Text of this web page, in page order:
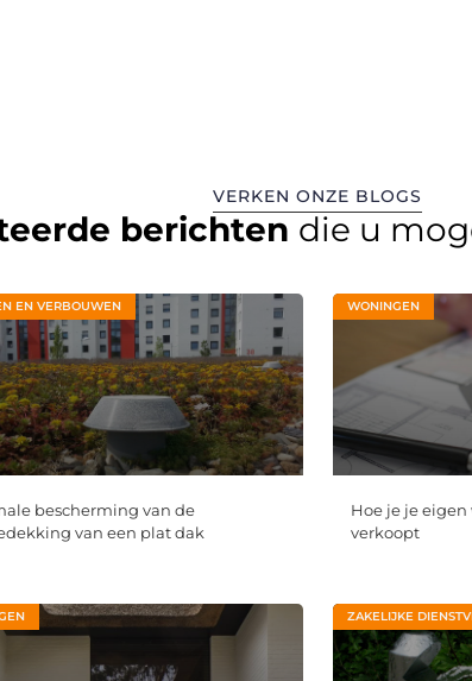
VERKEN ONZE BLOGS
berichten die u
EN VERBOUWEN
bescherming van de
van een plat dak
WONINGEN
Hoe je je
verkoopt
ZAKELIJKE